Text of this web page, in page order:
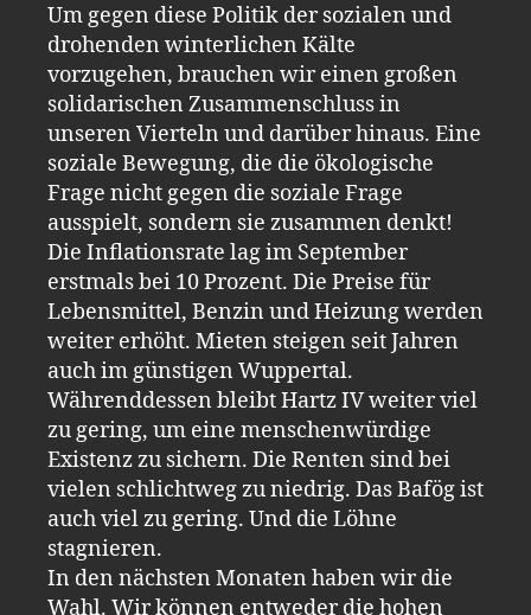
Um gegen diese Politik der sozialen und
drohenden winterlichen Kälte
vorzugehen, brauchen wir einen großen
solidarischen Zusammenschluss in
unseren Vierteln und darüber hinaus. Eine
soziale Bewegung, die die ökologische
Frage nicht gegen die soziale Frage
ausspielt, sondern sie zusammen denkt!
Die Inflationsrate lag im September
erstmals bei 10 Prozent. Die Preise für
Lebensmittel, Benzin und Heizung werden
weiter erhöht. Mieten steigen seit Jahren
auch im günstigen Wuppertal.
Währenddessen bleibt Hartz IV weiter viel
zu gering, um eine menschenwürdige
Existenz zu sichern. Die Renten sind bei
vielen schlichtweg zu niedrig. Das Bafög ist
auch viel zu gering. Und die Löhne
stagnieren.
In den nächsten Monaten haben wir die
Wahl. Wir können entweder die hohen